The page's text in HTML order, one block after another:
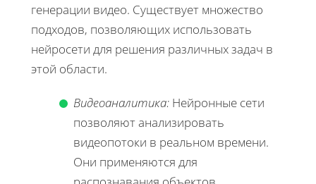
генерации видео. Существует множество
подходов, позволяющих использовать
нейросети для решения различных задач в
этой области.
Видеоаналитика: Нейронные сети
позволяют анализировать
видеопотоки в реальном времени.
Они применяются для